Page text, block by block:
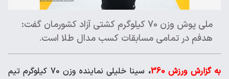
ملی پوش وزن 70 کیلوگرم کشتی آزاد کشورمان گفت:
هدفم در تمامی مسابقات کسب مدال طلا است.
به گزارش ورزش 360 ،
سینا خلیلی نماینده وزن 70 کیلوگرم تیم